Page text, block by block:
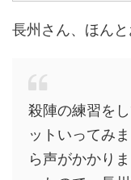
長州さん、ほん
殺陣の練習を
ットいってみ
ら声がかかり